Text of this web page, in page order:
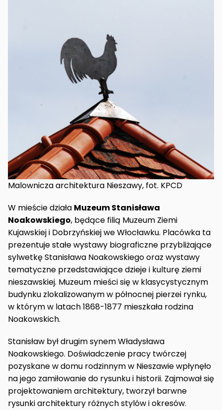
Malownicza architektura Nieszawy, fot. KPCD
W mieście działa Muzeum Stanisława
Noakowskiego, będące filią Muzeum Ziemi
Kujawskiej i Dobrzyńskiej we Włocławku. Placówka ta
prezentuje stałe wystawy biograficzne przybliżające
sylwetkę Stanisława Noakowskiego oraz wystawy
tematyczne przedstawiające dzieje i kulturę ziemi
nieszawskiej. Muzeum mieści się w klasycystycznym
budynku zlokalizowanym w północnej pierzei rynku,
w którym w latach 1868-1877 mieszkała rodzina
Noakowskich.
Stanisław był drugim synem Władysława
Noakowskiego. Doświadczenie pracy twórczej
pozyskane w domu rodzinnym w Nieszawie wpłynęło
na jego zamiłowanie do rysunku i historii. Zajmował się
projektowaniem architektury, tworzył barwne
rysunki architektury różnych stylów i okresów.